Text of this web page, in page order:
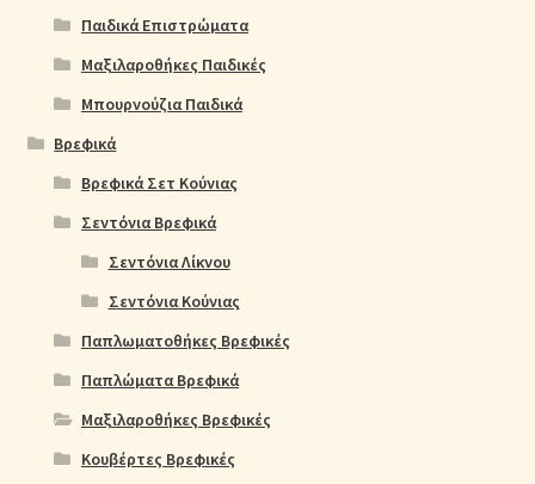
Παιδικά Επιστρώματα
Μαξιλαροθήκες Παιδικές
Μπουρνούζια Παιδικά
Βρεφικά
Βρεφικά Σετ Κούνιας
Σεντόνια Βρεφικά
Σεντόνια Λίκνου
Σεντόνια Κούνιας
Παπλωματοθήκες Βρεφικές
Παπλώματα Βρεφικά
Μαξιλαροθήκες Βρεφικές
Κουβέρτες Βρεφικές